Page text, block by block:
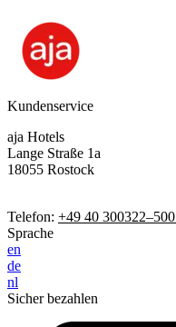
Kundenservice
aja Hotels
Lange Straße 1a
18055 Rostock
Telefon: +49 40 300322–500
Sprache
en
de
nl
Sicher bezahlen